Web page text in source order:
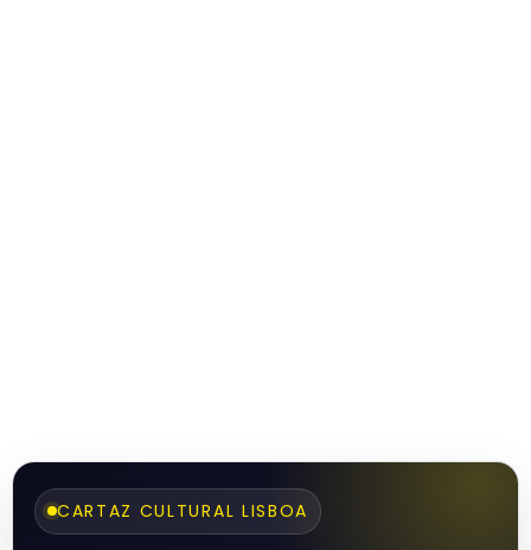
CARTAZ CULTURAL LISBOA